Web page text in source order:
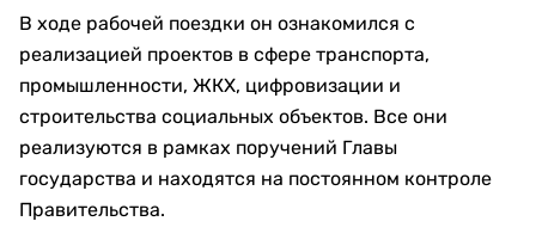
В ходе рабочей поездки он ознакомился с
реализацией проектов в сфере транспорта,
промышленности, ЖКХ, цифровизации и
строительства социальных объектов. Все они
реализуются в рамках поручений Главы
государства и находятся на постоянном контроле
Правительства.